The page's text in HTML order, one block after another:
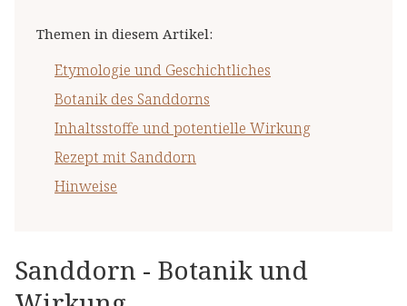
Themen in diesem Artikel:
Etymologie und Geschichtliches
Botanik des Sanddorns
Inhaltsstoffe und potentielle Wirkung
Rezept mit Sanddorn
Hinweise
Sanddorn - Botanik und